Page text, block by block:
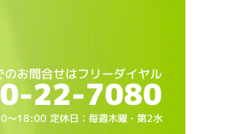
～18:00 定休日：毎週木曜・第2水